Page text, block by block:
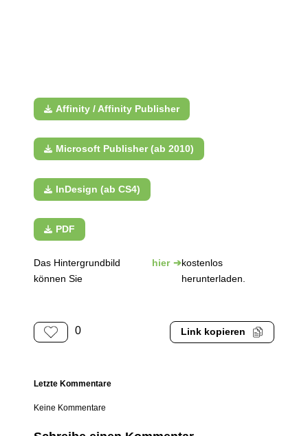
Affinity / Affinity Publisher
Microsoft Publisher (ab 2010)
InDesign (ab CS4)
PDF
Das Hintergrundbild
können Sie
hier
kostenlos
herunterladen.
0 Link kopieren
Letzte Kommentare
Keine Kommentare